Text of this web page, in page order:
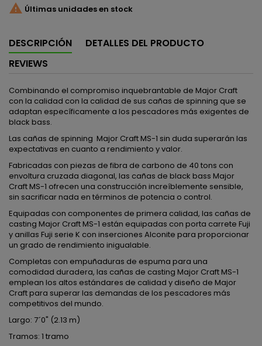
 Últimas unidades en stock
DESCRIPCIÓN
DETALLES DEL PRODUCTO
REVIEWS
Combinando el compromiso inquebrantable de Major Craft
con la calidad con la calidad de sus cañas de spinning que se
adaptan específicamente a los pescadores más exigentes de
black bass.
Las cañas de spinning Major Craft MS-1 sin duda superarán las
expectativas en cuanto a rendimiento y valor.
Fabricadas con piezas de fibra de carbono de 40 tons con
envoltura cruzada diagonal, las cañas de black bass Major
Craft MS-1 ofrecen una construcción increíblemente sensible,
sin sacrificar nada en términos de potencia o control.
Equipadas con componentes de primera calidad, las cañas de
casting Major Craft MS-1 están equipadas con porta carrete Fuji
y anillas Fuji serie K con inserciones Alconite para proporcionar
un grado de rendimiento inigualable.
Completas con empuñaduras de espuma para una
comodidad duradera, las cañas de casting Major Craft MS-1
emplean los altos estándares de calidad y diseño de Major
Craft para superar las demandas de los pescadores más
competitivos del mundo.
Largo: 7´0" (2.13 m)
Tramos: 1 tramo